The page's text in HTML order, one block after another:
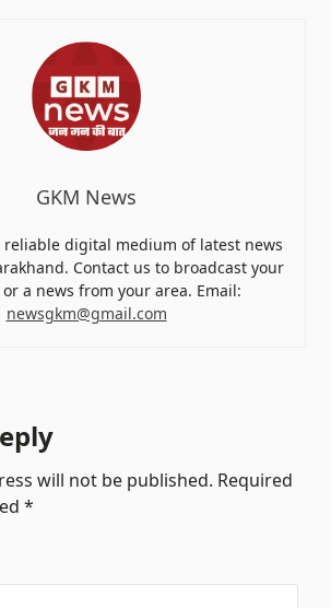
GKM News
reliable digital medium of latest news
Contact us to broadcast your
a news from your area. Email:
newsgkm@gmail.com
will not be published. Required
*